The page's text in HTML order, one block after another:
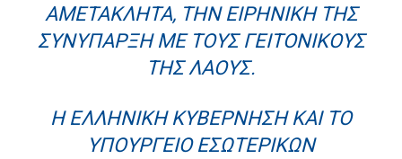
ΑΜΕΤΆΚΛΗΤΑ, ΤΗΝ ΕΙΡΗΝΙΚΉ ΤΗΣ
ΣΥΝΎΠΑΡΞΗ ΜΕ ΤΟΥΣ ΓΕΙΤΟΝΙΚΟΎΣ
ΤΗΣ ΛΑΟΎΣ.
Η ΕΛΛΗΝΙΚΉ ΚΥΒΈΡΝΗΣΗ ΚΑΙ ΤΟ
ΥΠΟΥΡΓΕΊΟ ΕΣΩΤΕΡΙΚΏΝ